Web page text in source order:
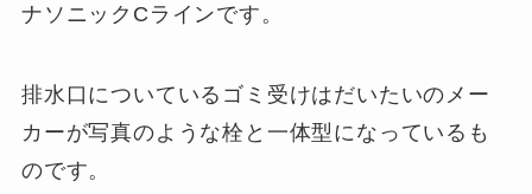
ナソニックCラインです。
排水口についているゴミ受けはだいたいのメー
カーが写真のような栓と一体型になっているも
のです。